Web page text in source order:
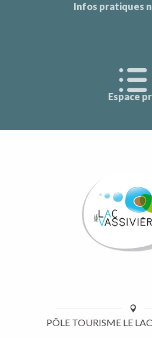
Infos pratiques
Espace
PÔLE TOURISME LE